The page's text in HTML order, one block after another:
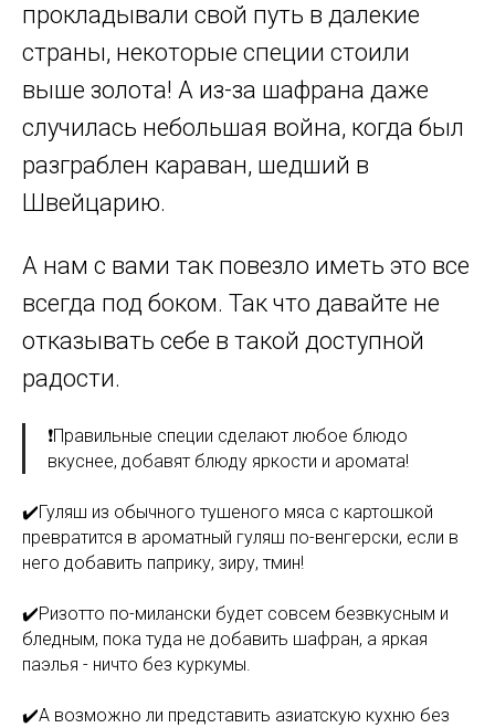
прокладывали свой путь в далекие
страны, некоторые специи стоили
выше золота! А из-за шафрана даже
случилась небольшая война, когда был
разграблен караван, шедший в
Швейцарию.
А нам с вами так повезло иметь это все
всегда под боком. Так что давайте не
отказывать себе в такой доступной
радости.
❗️Правильные специи сделают любое блюдо
вкуснее, добавят блюду яркости и аромата!
✔️Гуляш из обычного тушеного мяса с картошкой
превратится в ароматный гуляш по-венгерски, если в
него добавить паприку, зиру, тмин!
✔️Ризотто по-милански будет совсем безвкусным и
бледным, пока туда не добавить шафран, а яркая
паэлья - ничто без куркумы.
✔️А возможно ли представить азиатскую кухню без